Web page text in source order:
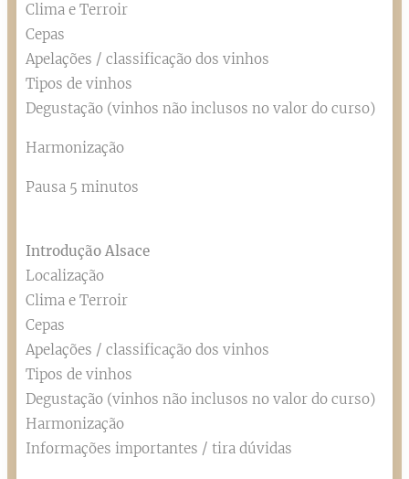
Clima e Terroir
Cepas
Apelações / classificação dos vinhos
Tipos de vinhos
Degustação (vinhos não inclusos no valor do curso)
Harmonização
Pausa 5 minutos
Introdução Alsace
Localização
Clima e Terroir
Cepas
Apelações / classificação dos vinhos
Tipos de vinhos
Degustação (vinhos não inclusos no valor do curso)
Harmonização
Informações importantes / tira dúvidas